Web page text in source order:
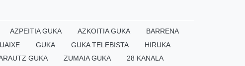
AZPEITIA GUKA AZKOITIA GUKA
BARRENA
GUKA GUKA TELEBISTA
HIRUKA
GUKA ZUMAIA GUKA 28 KANALA